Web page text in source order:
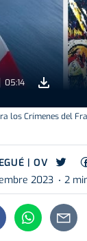
05:14
los Crímenes del
| OV
2023
2